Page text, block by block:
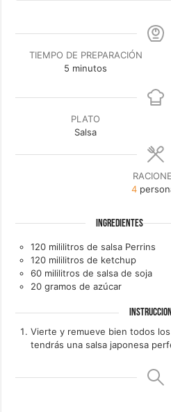
TIEMPO DE PREPARACIÓN
5 minutos
minutos
PLATO
Salsa
4
INGREDIENTES
120 mililitros de salsa Perrins
120 mililitros de ketchup
60 mililitros de salsa de soja
20 gramos de azúcar
Vierte y remueve bien todos
tendrás una salsa japonesa